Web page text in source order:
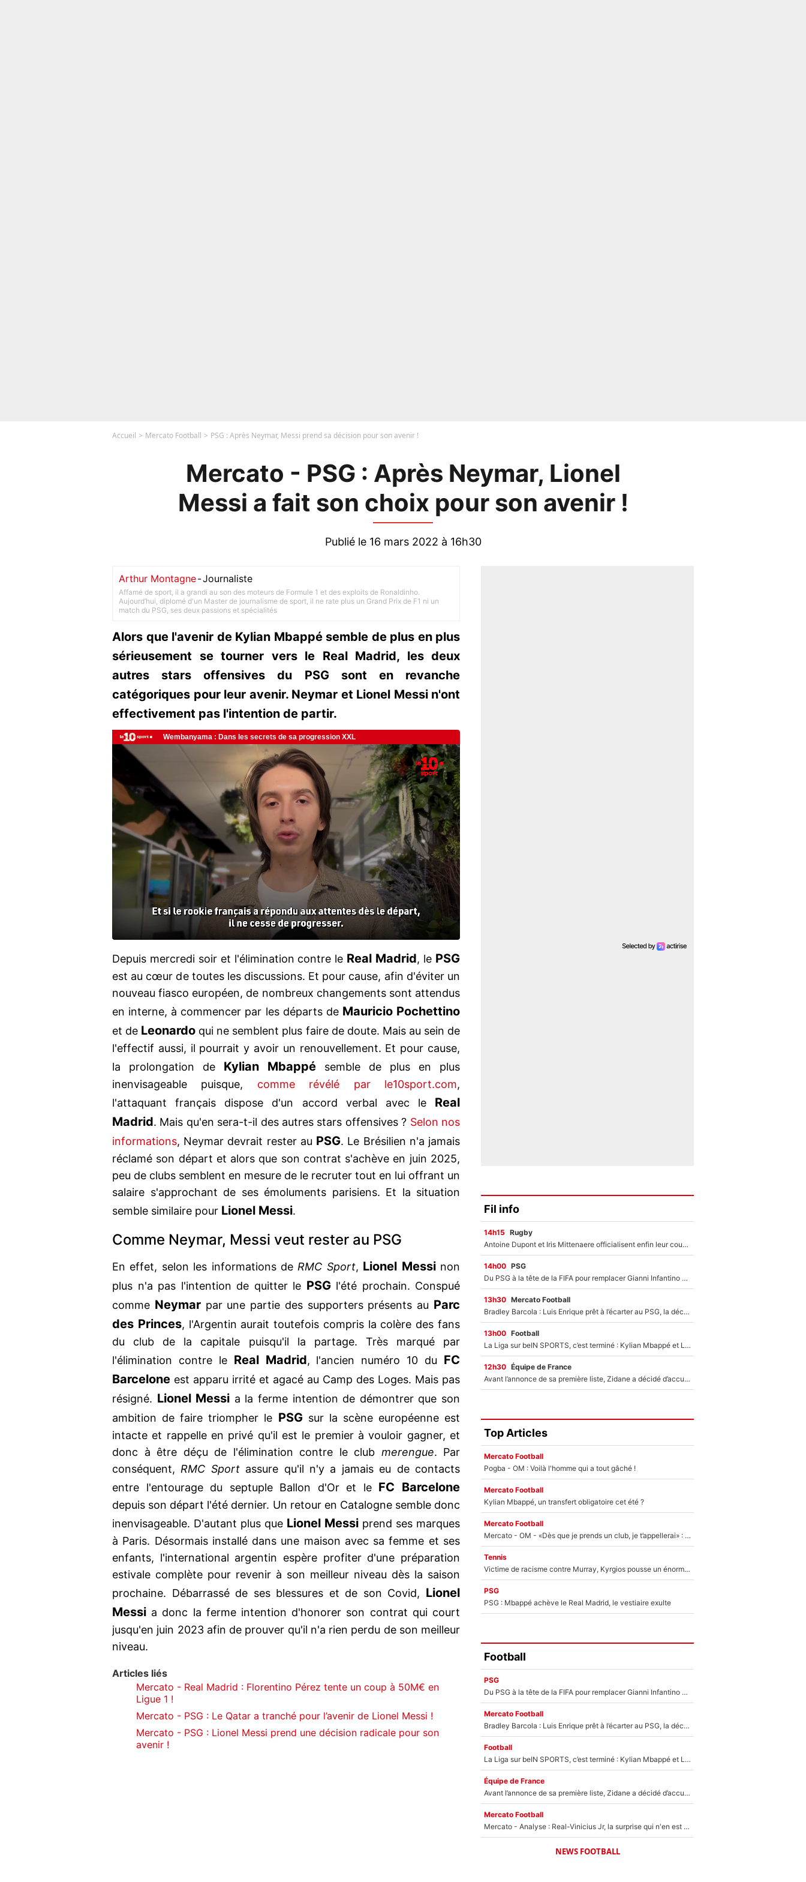
Accueil Mercato Football PSG : Après Neymar, Messi prend sa décision pour son avenir !
Mercato - PSG : Après Neymar, Lionel
Messi a fait son choix pour son avenir !
Publié le 16 mars 2022 à 16h30
Arthur Montagne-Journaliste
Affamé de sport, il a grandi au son des moteurs de Formule 1 et des exploits de Ronaldinho.
Aujourd’hui, diplomé d'un Master de journalisme de sport, il ne rate plus un Grand Prix de F1 ni un
match du PSG, ses deux passions et spécialités
Alors que l'avenir de Kylian Mbappé semble de plus en plus
sérieusement se tourner vers le Real Madrid, les deux
autres stars offensives du PSG sont en revanche
catégoriques pour leur avenir. Neymar et Lionel Messi n'ont
effectivement pas l'intention de partir.
Depuis mercredi soir et l'élimination contre le Real Madrid, le PSG
est au cœur de toutes les discussions. Et pour cause, afin d'éviter un
nouveau fiasco européen, de nombreux changements sont attendus
en interne, à commencer par les départs de Mauricio Pochettino
et de Leonardo qui ne semblent plus faire de doute. Mais au sein de
l'effectif aussi, il pourrait y avoir un renouvellement. Et pour cause,
la prolongation de Kylian Mbappé semble de plus en plus
inenvisageable puisque, comme révélé par le10sport.com,
l'attaquant français dispose d'un accord verbal avec le Real
Madrid. Mais qu'en sera-t-il des autres stars offensives ? Selon nos
informations, Neymar devrait rester au PSG. Le Brésilien n'a jamais
réclamé son départ et alors que son contrat s'achève en juin 2025,
peu de clubs semblent en mesure de le recruter tout en lui offrant un
salaire s'approchant de ses émoluments parisiens. Et la situation
semble similaire pour Lionel Messi.
Comme Neymar, Messi veut rester au PSG
En effet, selon les informations deRMC Sport, Lionel Messinon
plus n'a pas l'intention de quitter le PSGl'été prochain. Conspué
comme Neymarpar une partie des supporters présents au Parc
des Princes, l'Argentin aurait toutefois compris la colère des fans
du club de la capitale puisqu'il la partage. Très marqué par
l'élimination contre le Real Madrid, l'ancien numéro 10 du FC
Barcelone est apparu irrité et agacé au Camp des Loges. Mais pas
résigné. Lionel Messi a la ferme intention de démontrer que son
ambition de faire triompher le PSGsur la scène européenne est
intacte et rappelle en privé qu'il est le premier à vouloir gagner, et
donc à être déçu de l'élimination contre le club merengue. Par
conséquent,RMC Sportassure qu'il n'y a jamais eu de contacts
entre l'entourage du septuple Ballon d'Or et le FC Barcelone
depuis son départ l'été dernier. Un retour en Catalogne semble donc
inenvisageable. D'autant plus que Lionel Messi prend ses marques
à Paris. Désormais installé dans une maison avec sa femme et ses
enfants, l'international argentin espère profiter d'une préparation
estivale complète pour revenir à son meilleur niveau dès la saison
prochaine. Débarrassé de ses blessures et de son Covid, Lionel
Messi a donc la ferme intention d'honorer son contrat qui court
jusqu'en juin 2023 afin de prouver qu'il n'a rien perdu de son meilleur
niveau.
Articles liés
Mercato - Real Madrid : Florentino Pérez tente un coup à 50M€ en
Ligue 1 !
Mercato - PSG : Le Qatar a tranché pour l’avenir de Lionel Messi !
Mercato - PSG : Lionel Messi prend une décision radicale pour son
avenir !
Fil info
14h15 Rugby
Antoine Dupont et Iris Mittenaere officialisent enfin leur couple : La photo qui enflamme les réseaux sociaux
14h00 PSG
Du PSG à la tête de la FIFA pour remplacer Gianni Infantino ? «Il serait un mauvais président», le patron de la Liga s'attaque à Nasser Al-Khelaïfi !
13h30 Mercato Football
Bradley Barcola : Luis Enrique prêt à l’écarter au PSG, la décision qui va accélérer son transfert à Liverpool ?
13h00 Football
La Liga sur beIN SPORTS, c’est terminé : Kylian Mbappé et Lamine Yamal changent de chaîne, «le moment était venu d'ouvrir un nouveau chapitre»
12h30 Équipe de France
Avant l’annonce de sa première liste, Zidane a décidé d’accueillir une nouvelle tête en équipe de France
Top Articles
Mercato Football
Pogba - OM : Voilà l'homme qui a tout gâché !
Mercato Football
Kylian Mbappé, un transfert obligatoire cet été ?
Mercato Football
Mercato - OM - «Dès que je prends un club, je t’appellerai» : La promesse de Marcelino au moment de claquer la porte
Tennis
Victime de racisme contre Murray, Kyrgios pousse un énorme coup de gueule !
PSG
PSG : Mbappé achève le Real Madrid, le vestiaire exulte
Football
PSG
Du PSG à la tête de la FIFA pour remplacer Gianni Infantino ? «Il serait un mauvais président», le patron de la Liga s'attaque à Nasser Al-Khelaïfi !
Mercato Football
Bradley Barcola : Luis Enrique prêt à l’écarter au PSG, la décision qui va accélérer son transfert à Liverpool ?
Football
La Liga sur beIN SPORTS, c’est terminé : Kylian Mbappé et Lamine Yamal changent de chaîne, «le moment était venu d'ouvrir un nouveau chapitre»
Équipe de France
Avant l’annonce de sa première liste, Zidane a décidé d’accueillir une nouvelle tête en équipe de France
Mercato Football
Mercato - Analyse : Real-Vinicius Jr, la surprise qui n'en est pas une...
NEWS FOOTBALL